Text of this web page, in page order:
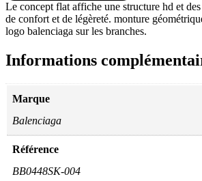
Le concept flat affiche une structure hd et
de confort et de légèreté. monture
logo balenciaga sur les branches.
Informations
Référence
BB0448SK-004
Marque
Balenciaga